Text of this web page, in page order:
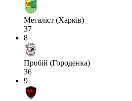
Металіст (Харків)
37
8
Пробій (Городенка)
36
9